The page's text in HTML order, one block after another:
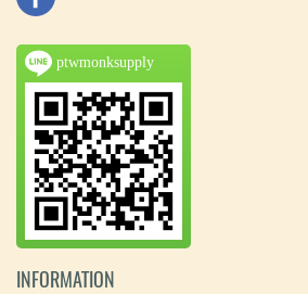
ptwmonksupply
INFORMATION